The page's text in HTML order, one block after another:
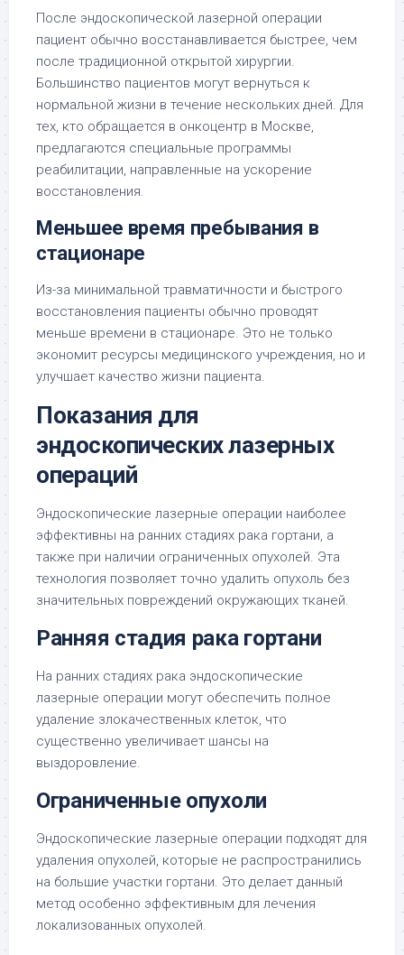
После эндоскопической лазерной операции
пациент обычно восстанавливается быстрее, чем
после традиционной открытой хирургии.
Большинство пациентов могут вернуться к
нормальной жизни в течение нескольких дней. Для
тех, кто обращается в онкоцентр в Москве,
предлагаются специальные программы
реабилитации, направленные на ускорение
восстановления.
Меньшее время пребывания в
стационаре
Из-за минимальной травматичности и быстрого
восстановления пациенты обычно проводят
меньше времени в стационаре. Это не только
экономит ресурсы медицинского учреждения, но и
улучшает качество жизни пациента.
Показания для
эндоскопических лазерных
операций
Эндоскопические лазерные операции наиболее
эффективны на ранних стадиях рака гортани, а
также при наличии ограниченных опухолей. Эта
технология позволяет точно удалить опухоль без
значительных повреждений окружающих тканей.
Ранняя стадия рака гортани
На ранних стадиях рака эндоскопические
лазерные операции могут обеспечить полное
удаление злокачественных клеток, что
существенно увеличивает шансы на
выздоровление.
Ограниченные опухоли
Эндоскопические лазерные операции подходят для
удаления опухолей, которые не распространились
на большие участки гортани. Это делает данный
метод особенно эффективным для лечения
локализованных опухолей.